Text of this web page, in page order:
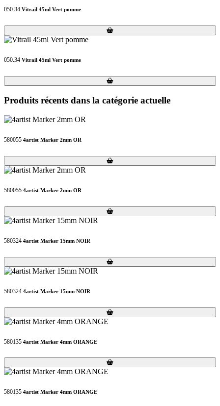
050.34 Vitrail 45ml Vert pomme
Loading...
Loading...
050.34 Vitrail 45ml Vert pomme
Loading...
Loading...
Produits récents dans la catégorie actuelle
580055 4artist Marker 2mm OR
Loading...
Loading...
580055 4artist Marker 2mm OR
Loading...
Loading...
580324 4artist Marker 15mm NOIR
Loading...
Loading...
580324 4artist Marker 15mm NOIR
Loading...
Loading...
580135 4artist Marker 4mm ORANGE
Loading...
Loading...
580135 4artist Marker 4mm ORANGE